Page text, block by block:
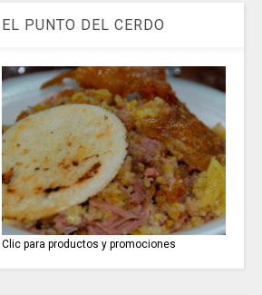
EL PUNTO DEL CERDO
Clic para productos y promociones